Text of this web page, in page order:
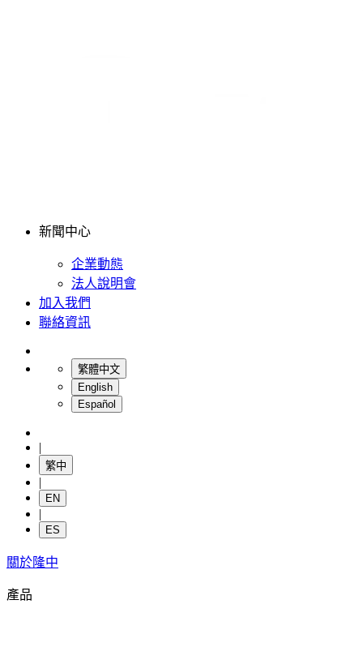
新聞中心
企業動態
法人說明會
加入我們
聯絡資訊
繁體中文
English
Español
|
繁中
|
EN
|
ES
關於隆中
產品